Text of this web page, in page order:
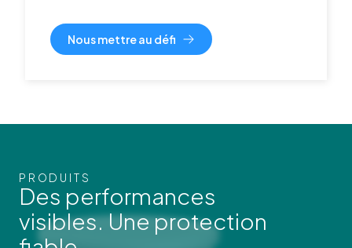
Nous mettre au défi
PRODUITS
Des performances
visibles. Une protection